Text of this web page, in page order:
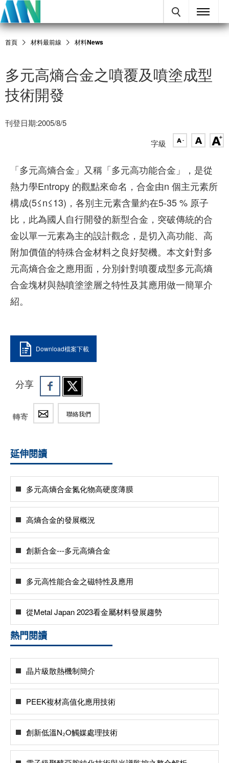
首頁 材料最前線 材料News
多元高熵合金之噴覆及噴塗成型
技術開發
刊登日期:2005/8/5
字級
「多元高熵合金」又稱「多元高功能合金」，是從
熱力學Entropy 的觀點來命名，合金由n 個主元素所
構成(5≤n≤13)，各別主元素含量約在5-35 % 原子
比，此為國人自行開發的新型合金，突破傳統的合
金以單一元素為主的設計觀念，是切入高功能、高
附加價值的特殊合金材料之良好契機。本文針對多
元高熵合金之應用面，分別針對噴覆成型多元高熵
合金塊材與熱噴塗塗層之特性及其應用做一簡單介
紹。
Download檔案下載
分享
轉寄 聯絡我們
延伸閱讀
多元高熵合金氮化物高硬度薄膜
高熵合金的發展概況
創新合金---多元高熵合金
多元高性能合金之磁特性及應用
從Metal Japan 2023看金屬材料發展趨勢
熱門閱讀
晶片級散熱機制簡介
PEEK複材高值化應用技術
創新低溫N₂O觸媒處理技術